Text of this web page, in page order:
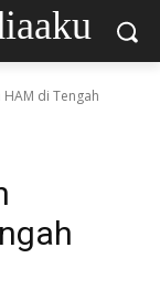
di Tengah